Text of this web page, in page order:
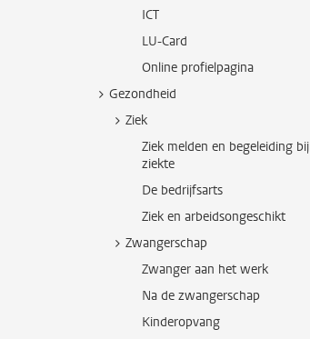
ICT
LU-Card
Online profielpagina
Gezondheid
Ziek
Ziek melden en begeleiding bij
ziekte
De bedrijfsarts
Ziek en arbeidsongeschikt
Zwangerschap
Zwanger aan het werk
Na de zwangerschap
Kinderopvang